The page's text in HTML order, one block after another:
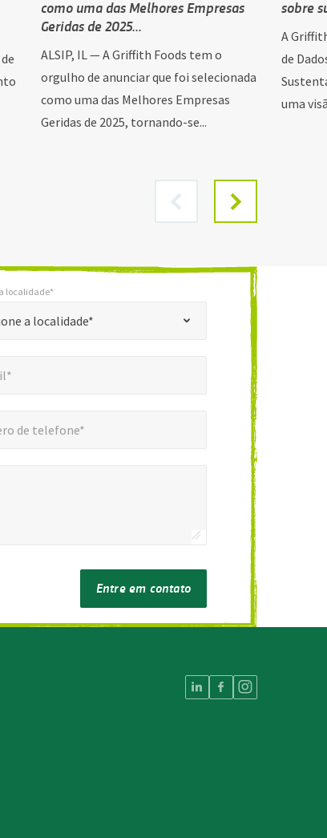
como uma das Melhores Empresas
Geridas de 2025...
ALSIP, IL — A Griffith Foods tem o
orgulho de anunciar que foi selecionada
como uma das Melhores Empresas
Geridas de 2025, tornando-se...
sobre
A
de
uma
a localidade*
localidade*
de telefone*
Entre em contato